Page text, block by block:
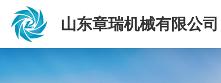
山东章瑞机械有限公司